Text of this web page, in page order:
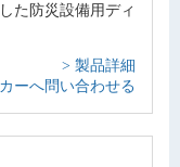
た防災設備用ディ
> 製品詳細
ーへ問い合わせる